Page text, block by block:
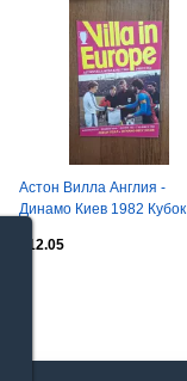
Астон Вилла Англия -
Динамо Киев 1982 Кубок
$12.05